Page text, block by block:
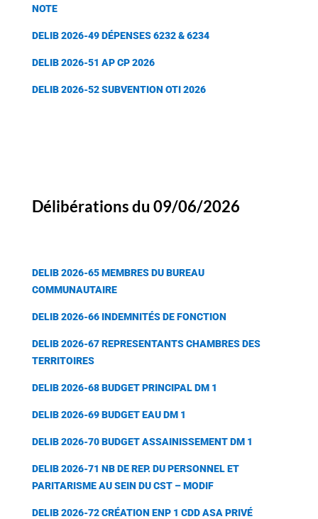
NOTE
DELIB 2026-49 DÉPENSES 6232 & 6234
DELIB 2026-51 AP CP 2026
DELIB 2026-52 SUBVENTION OTI 2026
Délibérations du 09/06/2026
DELIB 2026-65 MEMBRES DU BUREAU
COMMUNAUTAIRE
DELIB 2026-66 INDEMNITÉS DE FONCTION
DELIB 2026-67 REPRESENTANTS CHAMBRES DES
TERRITOIRES
DELIB 2026-68 BUDGET PRINCIPAL DM 1
DELIB 2026-69 BUDGET EAU DM 1
DELIB 2026-70 BUDGET ASSAINISSEMENT DM 1
DELIB 2026-71 NB DE REP. DU PERSONNEL ET
PARITARISME AU SEIN DU CST – MODIF
DELIB 2026-72 CRÉATION ENP 1 CDD ASA PRIVÉ